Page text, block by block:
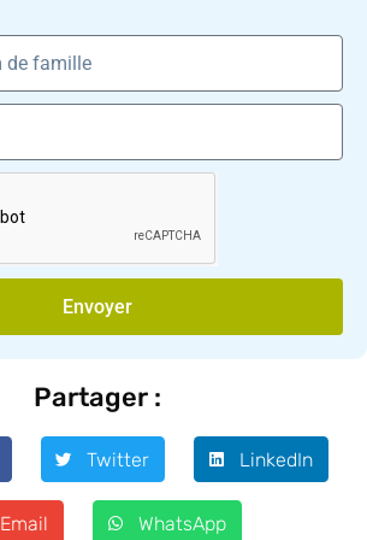
Envoyer
Partager :
Twitter LinkedIn
Email WhatsApp